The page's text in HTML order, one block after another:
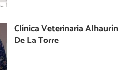
Clínica Veterinaria Alhaurín
De La Torre